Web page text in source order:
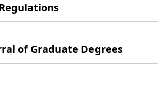
of Graduate Degrees